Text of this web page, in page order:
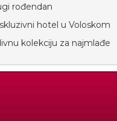
rođendan
hotel u Voloskom
kolekciju za najmlađe